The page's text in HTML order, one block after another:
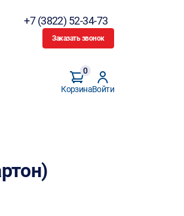
+7 (3822) 52-34-73
Заказать звонок
Корзина
0
Войти